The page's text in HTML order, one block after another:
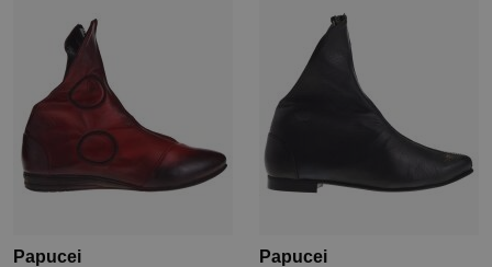
Papucei
Papucei